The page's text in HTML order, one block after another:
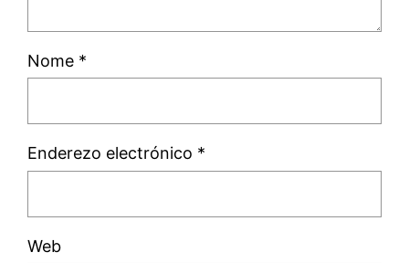
Nome *
Enderezo electrónico *
Web